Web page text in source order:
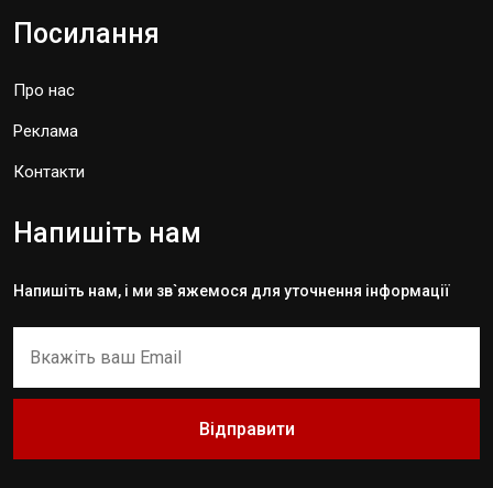
Посилання
Про нас
Реклама
Контакти
Напишіть нам
Напишіть нам, і ми зв`яжемося для уточнення інформації
Відправити